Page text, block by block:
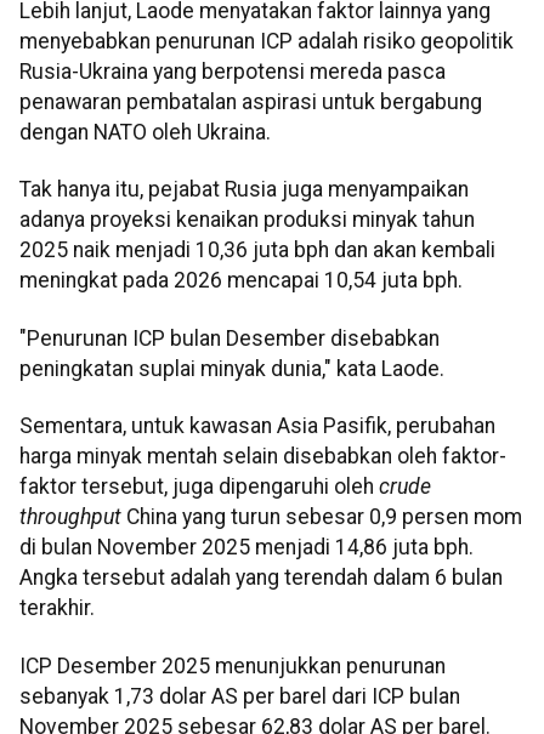
Lebih lanjut, Laode menyatakan faktor lainnya yang
menyebabkan penurunan ICP adalah risiko geopolitik
Rusia-Ukraina yang berpotensi mereda pasca
penawaran pembatalan aspirasi untuk bergabung
dengan NATO oleh Ukraina.
Tak hanya itu, pejabat Rusia juga menyampaikan
adanya proyeksi kenaikan produksi minyak tahun
2025 naik menjadi 10,36 juta bph dan akan kembali
meningkat pada 2026 mencapai 10,54 juta bph.
"Penurunan ICP bulan Desember disebabkan
peningkatan suplai minyak dunia," kata Laode.
Sementara, untuk kawasan Asia Pasifik, perubahan
harga minyak mentah selain disebabkan oleh faktor-
faktor tersebut, juga dipengaruhi oleh crude
throughput China yang turun sebesar 0,9 persen mom
di bulan November 2025 menjadi 14,86 juta bph.
Angka tersebut adalah yang terendah dalam 6 bulan
terakhir.
ICP Desember 2025 menunjukkan penurunan
sebanyak 1,73 dolar AS per barel dari ICP bulan
November 2025 sebesar 62,83 dolar AS per barel.